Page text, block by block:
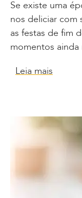
Se existe uma
nos deliciar com
as festas de fim
momentos
Leia mais